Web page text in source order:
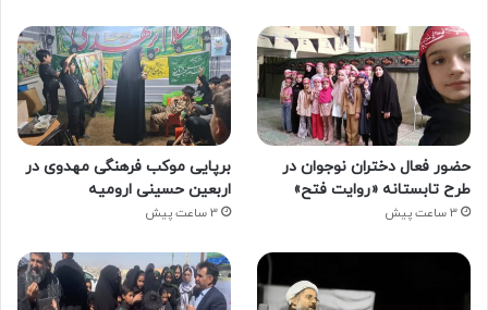
حضور فعال دختران نوجوان در
طرح تابستانه «روایت فتح»
3 ساعت پیش
برپایی موکب فرهنگی مهدوی در
اربعین حسینی ارومیه
3 ساعت پیش